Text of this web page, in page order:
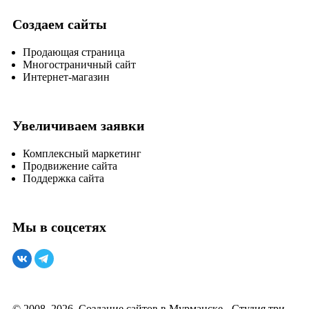
Создаем сайты
Продающая страница
Многостраничный сайт
Интернет-магазин
Увеличиваем заявки
Комплексный маркетинг
Продвижение сайта
Поддержка сайта
Мы в соцсетях